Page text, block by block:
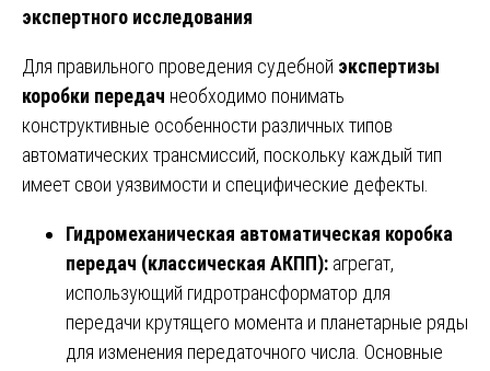
экспертного исследования
Для правильного проведения судебной экспертизы
коробки передач необходимо понимать
конструктивные особенности различных типов
автоматических трансмиссий, поскольку каждый тип
имеет свои уязвимости и специфические дефекты.
Гидромеханическая автоматическая коробка
передач (классическая АКПП): агрегат,
использующий гидротрансформатор для
передачи крутящего момента и планетарные ряды
для изменения передаточного числа. Основные